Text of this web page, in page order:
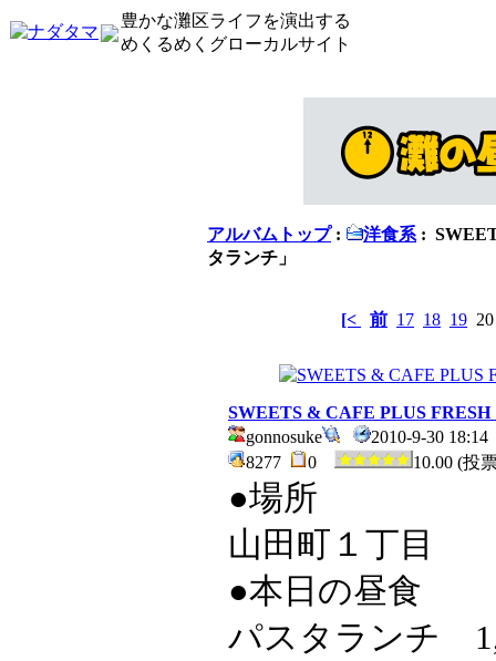
豊かな灘区ライフを演出する
めくるめくグローカルサイト
アルバムトップ: 洋食系 :
タランチ」
[< 前 17 18 19
SWEETS & CAFE PLUS FRESH
gonnosuke
2010-9-30
8277
0 10.00 (投
●場所
山田町１丁目
●本日の昼食
パスタランチ